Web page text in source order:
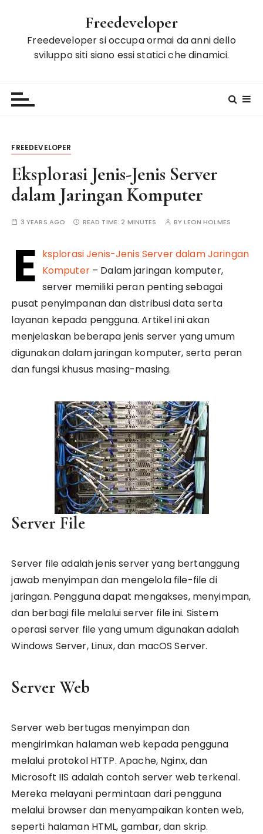
Freedeveloper
Freedeveloper si occupa ormai da anni dello
sviluppo siti siano essi statici che dinamici.
FREEDEVELOPER
Eksplorasi Jenis-Jenis Server
dalam Jaringan Komputer
3 YEARS AGO READ TIME:2 MINUTES BYLEON HOLMES
E ksplorasi Jenis-Jenis Server dalam Jaringan
Komputer– Dalam jaringan komputer,
server memiliki peran penting sebagai
pusat penyimpanan dan distribusi data serta
layanan kepada pengguna. Artikel ini akan
menjelaskan beberapa jenis server yang umum
digunakan dalam jaringan komputer, serta peran
dan fungsi khusus masing-masing.
Server File
Server file adalah jenis server yang bertanggung
jawab menyimpan dan mengelola file-file di
jaringan. Pengguna dapat mengakses, menyimpan,
dan berbagi file melalui server file ini. Sistem
operasi server file yang umum digunakan adalah
Windows Server, Linux, dan macOS Server.
Server Web
Server web bertugas menyimpan dan
mengirimkan halaman web kepada pengguna
melalui protokol HTTP. Apache, Nginx, dan
Microsoft IIS adalah contoh server web terkenal.
Mereka melayani permintaan dari pengguna
melalui browser dan menyampaikan konten web,
seperti halaman HTML, gambar, dan skrip.